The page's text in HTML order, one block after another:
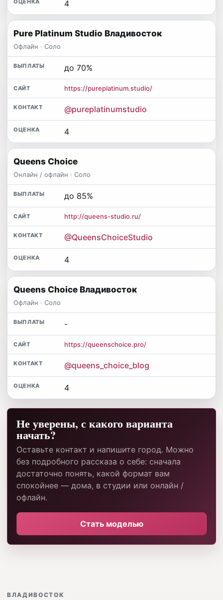
4
Pure Platinum Studio Владивосток
Офлайн · Соло
до 70%
https://pureplatinum.studio/
@pureplatinumstudio
4
Queens Choice
Онлайн / офлайн · Соло
до 85%
http://queens-studio.ru/
@QueensChoiceStudio
4
Queens Choice Владивосток
Офлайн · Соло
-
https://queenschoice.pro/
@queens_choice_blog
4
Не уверены, с какого варианта
начать?
Оставьте контакт и напишите город. Можно
без подробного рассказа о себе: сначала
достаточно понять, какой формат вам
спокойнее — дома, в студии или онлайн /
офлайн.
Стать моделью
ВЛАДИВОСТОК